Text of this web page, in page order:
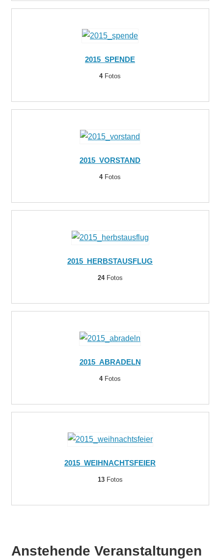
2015_SPENDE
4Fotos
2015_VORSTAND
4Fotos
2015_HERBSTAUSFLUG
24Fotos
2015_ABRADELN
4Fotos
2015_WEIHNACHTSFEIER
13Fotos
Anstehende Veranstaltungen